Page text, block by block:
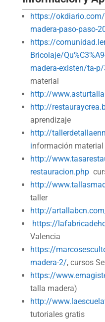
https://
madera-paso-paso-
https://
Bricolaje/
madera-existen/ta-p/
material
http://
http://
aprendizaje
http://
información material
http://
restauracion.php
http://
taller
http://
https://
Valencia
https://
madera-2/, cursos
https://
talla madera)
http://
tutoriales gratis